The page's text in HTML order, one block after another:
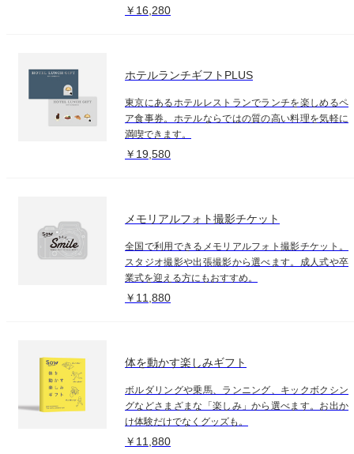
￥16,280
ホテルランチギフトPLUS
東京にあるホテルレストランでランチを楽しめるペ
ア食事券。ホテルならではの質の高い料理を気軽に
満喫できます。
￥19,580
メモリアルフォト撮影チケット
全国で利用できるメモリアルフォト撮影チケット。
スタジオ撮影や出張撮影から選べます。成人式や卒
業式を迎える方にもおすすめ。
￥11,880
体を動かす楽しみギフト
ボルダリングや乗馬、ランニング、キックボクシン
グなどさまざまな「楽しみ」から選べます。お出か
け体験だけでなくグッズも。
￥11,880